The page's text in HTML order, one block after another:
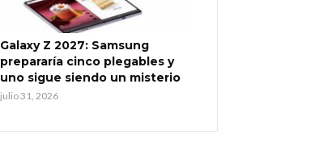
Galaxy Z 2027: Samsung
prepararía cinco plegables y
uno sigue siendo un misterio
julio 31, 2026